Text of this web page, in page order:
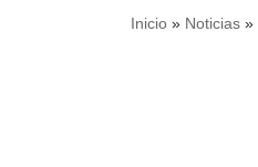
Inicio» Noticias»